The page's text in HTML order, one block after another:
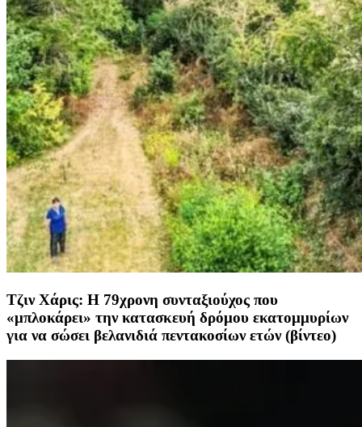
Τζιν Χάρις: Η 79χρονη συνταξιούχος που
«μπλοκάρει» την κατασκευή δρόμου εκατομμυρίων
για να σώσει βελανιδιά πεντακοσίων ετών (βίντεο)